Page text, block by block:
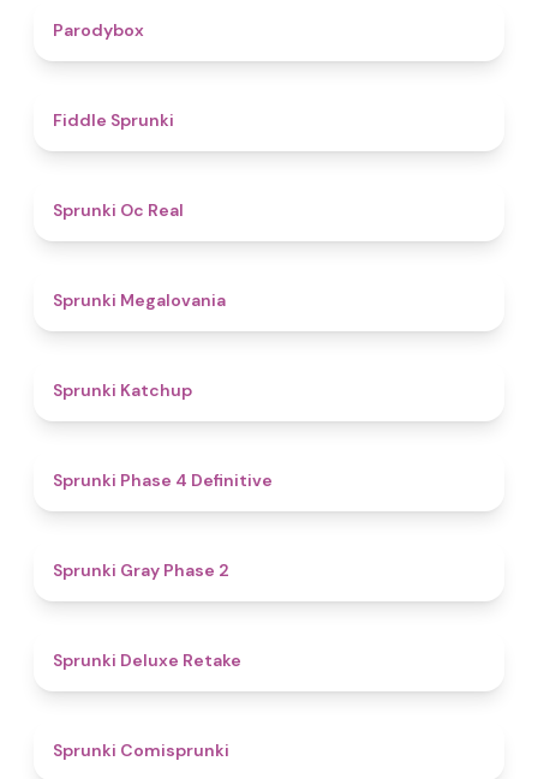
Parodybox
Fiddle Sprunki
Sprunki Oc Real
Sprunki Megalovania
Sprunki Katchup
Sprunki Phase 4 Definitive
Sprunki Gray Phase 2
Sprunki Deluxe Retake
Sprunki Comisprunki